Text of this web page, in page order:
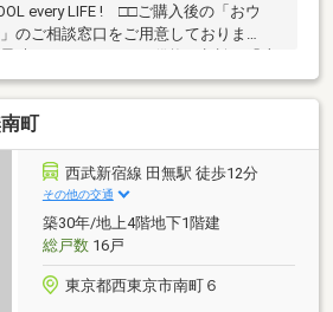
のご相談窓口をご用意しておりま
昇時のリスクヘッジ、借換え相談、繰上
グ、各種保険の見直し・・・etc・おウ
定期点検、駆け付けサービス・・・etc
現地をご覧下さいませ。物件の詳細に
希望のお客様は下記番号までお気軽に
お問い合わせ専用フリーダイヤル ：０
－００４
町
西武新宿線 田無駅 徒歩12分
その他の交通
築30年/地上4階地下1階建
総戸数16戸
東京都西東京市南町６